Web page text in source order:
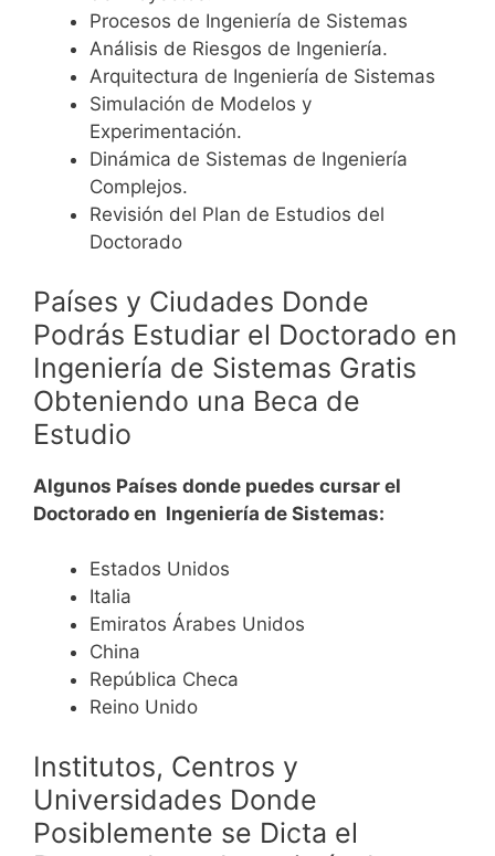
Procesos de Ingeniería de Sistemas
Análisis de Riesgos de Ingeniería.
Arquitectura de Ingeniería de Sistemas
Simulación de Modelos y
Experimentación.
Dinámica de Sistemas de Ingeniería
Complejos.
Revisión del Plan de Estudios del
Doctorado
Países y Ciudades Donde
Podrás Estudiar el Doctorado en
Ingeniería de Sistemas Gratis
Obteniendo una Beca de
Estudio
Algunos Países donde puedes cursar el
Doctorado en Ingeniería de Sistemas:
Estados Unidos
Italia
Emiratos Árabes Unidos
China
República Checa
Reino Unido
Institutos, Centros y
Universidades Donde
Posiblemente se Dicta el